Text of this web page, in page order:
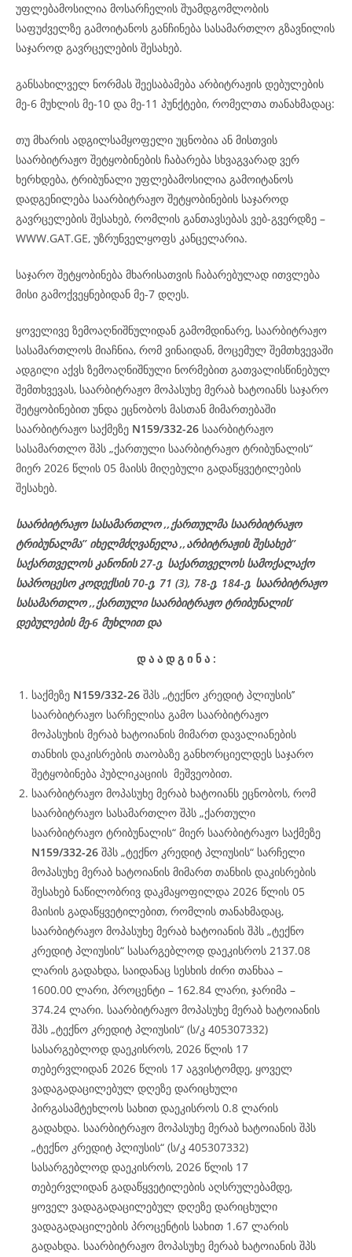
უფლებამოსილია მოსარჩელის შუამდგომლობის
საფუძველზე გამოიტანოს განჩინება სასამართლო გზავნილის
საჯაროდ გავრცელების შესახებ.
განსახილველ ნორმას შეესაბამება არბიტრაჟის დებულების
მე-6 მუხლის მე-10 და მე-11 პუნქტები, რომელთა თანახმადაც:
თუ მხარის ადგილსამყოფელი უცნობია ან მისთვის
საარბიტრაჟო შეტყობინების ჩაბარება სხვაგვარად ვერ
ხერხდება, ტრიბუნალი უფლებამოსილია გამოიტანოს
დადგენილება საარბიტრაჟო შეტყობინების საჯაროდ
გავრცელების შესახებ, რომლის განთავსებას ვებ-გვერდზე –
WWW.GAT.GE, უზრუნველყოფს კანცელარია.
საჯარო შეტყობინება მხარისათვის ჩაბარებულად ითვლება
მისი გამოქვეყნებიდან მე-7 დღეს.
ყოველივე ზემოაღნიშნულიდან გამომდინარე, საარბიტრაჟო
სასამართლოს მიაჩნია, რომ ვინაიდან, მოცემულ შემთხვევაში
ადგილი აქვს ზემოაღნიშნული ნორმებით გათვალისწინებულ
შემთხვევას, საარბიტრაჟო მოპასუხე მერაბ ხატოიანს საჯარო
შეტყობინებით უნდა ეცნობოს მასთან მიმართებაში
საარბიტრაჟო საქმეზე N159/332-26 საარბიტრაჟო
სასამართლო შპს „ქართული საარბიტრაჟო ტრიბუნალის“
მიერ 2026 წლის 05 მაისს მიღებული გადაწყვეტილების
შესახებ.
საარბიტრაჟო სასამართლო ,,ქართულმა საარბიტრაჟო
ტრიბუნალმა’’ იხელმძღვანელა ,,არბიტრაჟის შესახებ’’
საქართველოს კანონის 27-ე, საქართველოს სამოქალაქო
საპროცესო კოდექსის 70-ე, 71 (3), 78-ე, 184-ე, საარბიტრაჟო
სასამართლო ,,ქართული საარბიტრაჟო ტრიბუნალის’
დებულების მე-6 მუხლით და
დ ა ა დ გ ი ნ ა :
საქმეზე N159/332-26 შპს ,,ტექნო კრედიტ პლიუსის’’
საარბიტრაჟო სარჩელისა გამო საარბიტრაჟო
მოპასუხის მერაბ ხატოიანის მიმართ დავალიანების
თანხის დაკისრების თაობაზე განხორციელდეს საჯარო
შეტყობინება პუბლიკაციის მეშვეობით.
საარბიტრაჟო მოპასუხე მერაბ ხატოიანს ეცნობოს, რომ
საარბიტრაჟო სასამართლო შპს „ქართული
საარბიტრაჟო ტრიბუნალის“ მიერ საარბიტრაჟო საქმეზე
N159/332-26 შპს „ტექნო კრედიტ პლიუსის“ სარჩელი
მოპასუხე მერაბ ხატოიანის მიმართ თანხის დაკისრების
შესახებ ნაწილობრივ დაკმაყოფილდა 2026 წლის 05
მაისის გადაწყვეტილებით, რომლის თანახმადაც,
საარბიტრაჟო მოპასუხე მერაბ ხატოიანის შპს „ტექნო
კრედიტ პლიუსის“ სასარგებლოდ დაეკისროს 2137.08
ლარის გადახდა, საიდანაც სესხის ძირი თანხაა –
1600.00 ლარი, პროცენტი – 162.84 ლარი, ჯარიმა –
374.24 ლარი. საარბიტრაჟო მოპასუხე მერაბ ხატოიანის
შპს „ტექნო კრედიტ პლიუსის“ (ს/კ 405307332)
სასარგებლოდ დაეკისროს, 2026 წლის 17
თებერვლიდან 2026 წლის 17 აგვისტომდე, ყოველ
ვადაგადაცილებულ დღეზე დარიცხული
პირგასამტეხლოს სახით დაეკისროს 0.8 ლარის
გადახდა. საარბიტრაჟო მოპასუხე მერაბ ხატოიანის შპს
„ტექნო კრედიტ პლიუსის“ (ს/კ 405307332)
სასარგებლოდ დაეკისროს, 2026 წლის 17
თებერვლიდან გადაწყვეტილების აღსრულებამდე,
ყოველ ვადაგადაცილებულ დღეზე დარიცხული
ვადაგადაცილების პროცენტის სახით 1.67 ლარის
გადახდა. საარბიტრაჟო მოპასუხე მერაბ ხატოიანის შპს